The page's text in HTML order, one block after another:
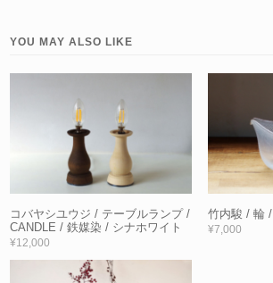
YOU MAY ALSO LIKE
コバヤシユウジ / テーブルランプ /
CANDLE / 鉄媒染 / シナホワイト
¥12,000
竹内駿 / 輪
¥7,000